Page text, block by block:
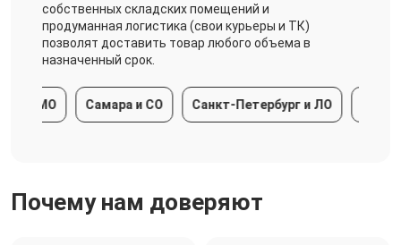
собственных складских помещений и
продуманная логистика (свои курьеры и ТК)
позволят доставить товар любого объема в
назначенный срок.
Самара и СО Санкт-Петербург и ЛО
Почему нам доверяют